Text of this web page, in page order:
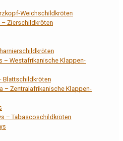
Weichschildkröten
– Zierschildkröten
– Westafrikanische Klappen-
Blattschildkröten
– Zentralafrikanische Klappen-
– Tabascoschildkröten